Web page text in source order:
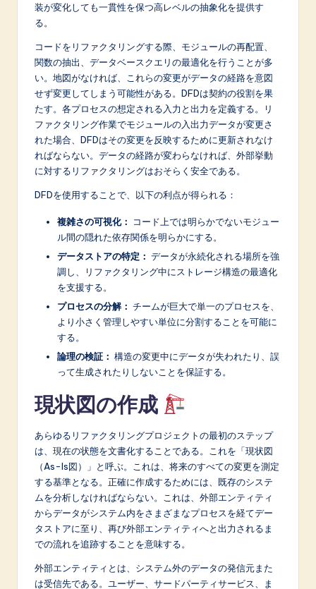
ti
装が変化しても一貫性を保つ高レベルの抽象化を提供す
る。
コードをリファクタリングする際、モジュールの再配置、
関数の抽出、データベースクエリの最適化を行うことが多
い。地図がなければ、これらの変更がデータの経路を意図
せず変更してしまう可能性がある。DFDは契約の役割を果
たす。各プロセスの想定される入力と出力を定義する。リ
ファクタリング作業でモジュールの入出力データが変更さ
れた場合、DFDはその変更を反映するために更新されなけ
ればならない。データの経路が変わらなければ、外部挙動
に対するリファクタリングはおそらく安全である。
DFDを使用することで、以下の利点が得られる：
複雑さの可視化：
コード上では明らかでないモジュー
ル間の隠れた依存関係を明らかにする。
データストアの特定： データが永続化される場所を強
調し、リファクタリング中にストレージ構造の最適化
を支援する。
プロセスの分解： チームが巨大で単一のプロセスを、
より小さく管理しやすい単位に分割することを可能に
する。
論理の検証： 構造の変更中にデータが失われたり、誤
って生成されたりしないことを保証する。
現状図の作成
あらゆるリファクタリングプロジェクトの最初のステップ
は、現在の状態を文書化することである。これを「現状図
（As-Is図）」と呼ぶ。これは、将来のすべての変更を測定
する基準となる。正確に作成するためには、既存のシステ
ムを分析しなければならない。これは、外部エンティティ
からデータがシステム内をさまざまなプロセスを経てデー
タストアに至り、再び外部エンティティへと出力されるま
での流れを追跡することを意味する。
外部エンティティとは、システム外のデータの発信元また
は受信先である。ユーザー、サードパーティサービス、ま